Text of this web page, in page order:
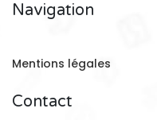
Navigation
Mentions légales
Contact